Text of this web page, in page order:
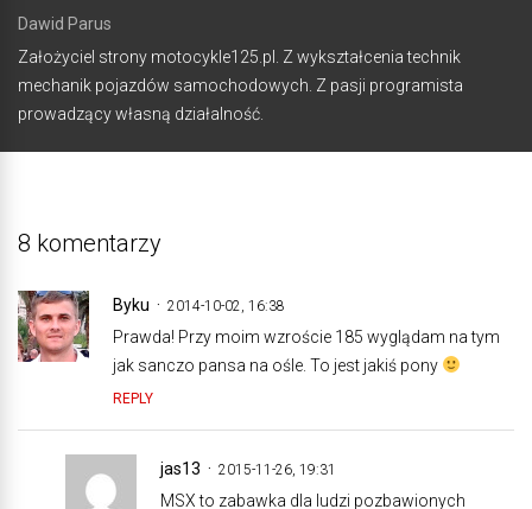
Dawid Parus
Założyciel strony motocykle125.pl. Z wykształcenia technik
mechanik pojazdów samochodowych. Z pasji programista
prowadzący własną działalność.
8 komentarzy
Byku 2014-10-02, 16:38
Prawda! Przy moim wzroście 185 wyglądam na tym
jak sanczo pansa na ośle. To jest jakiś pony
REPLY
jas13 2015-11-26, 19:31
MSX to zabawka dla ludzi pozbawionych